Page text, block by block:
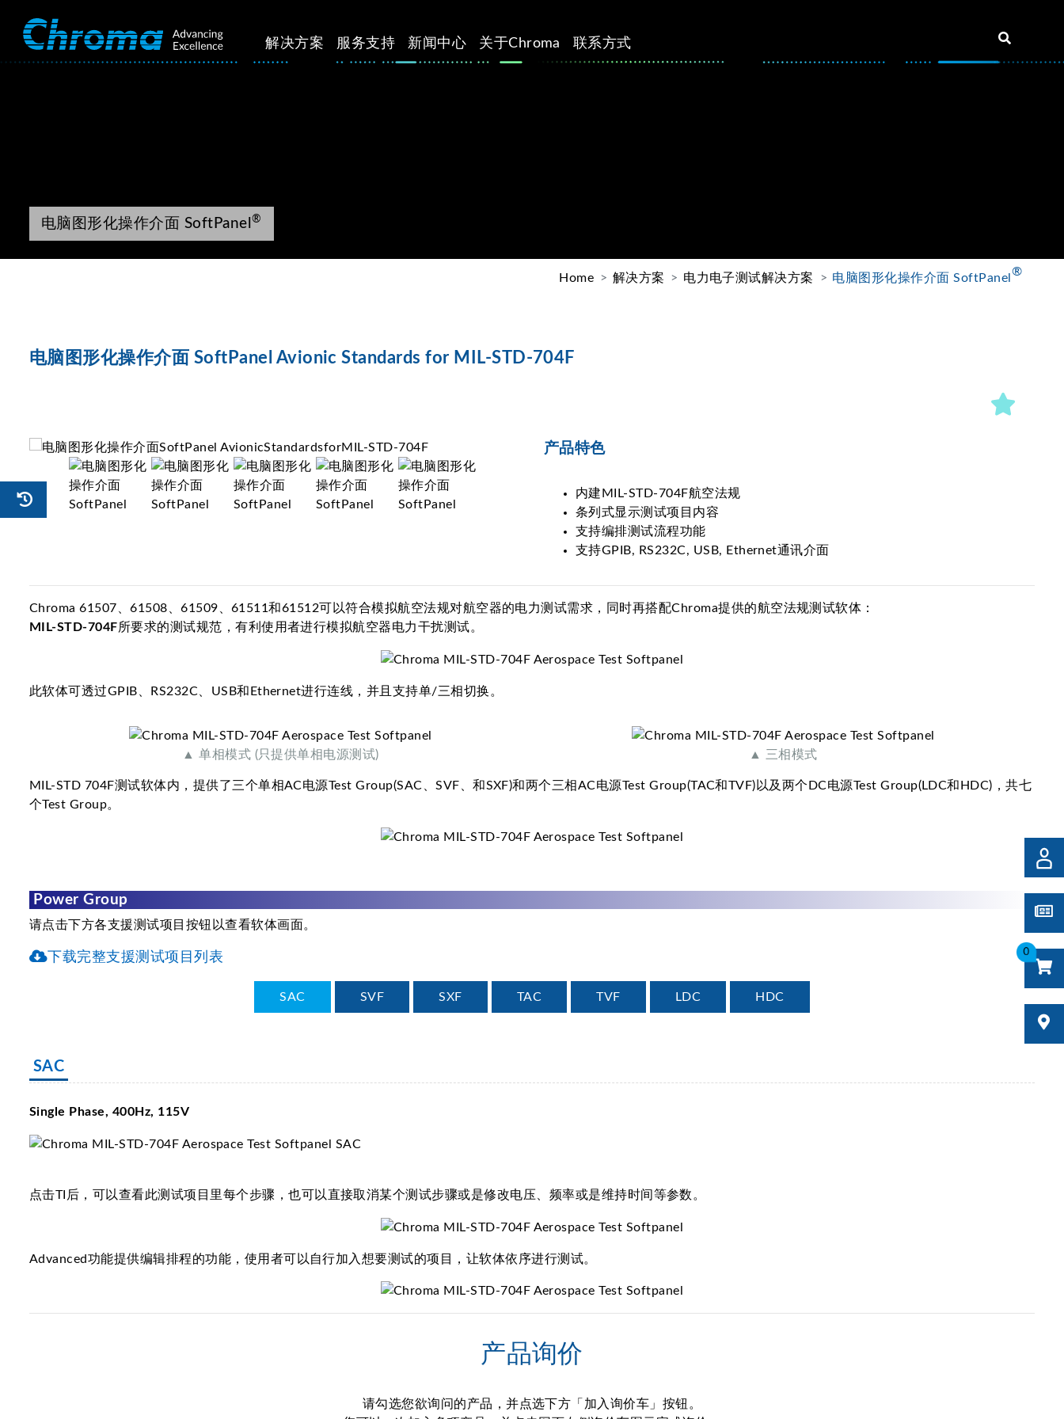
解决方案 服务支持 新闻中心 关于Chroma 联系方式
0
电脑图形化操作介面 SoftPanel®
Home 解决方案 电力电子测试解决方案 电脑图形化操作介面 SoftPanel ®
电脑图形化操作介面 SoftPanel Avionic Standards for MIL-STD-704F
产品特色
内建MIL-STD-704F航空法规
条列式显示测试项目内容
支持编排测试流程功能
支持GPIB, RS232C, USB, Ethernet通讯介面
Chroma 61507、61508、61509、61511和61512可以符合模拟航空法规对航空器的电力测试需求，同时再搭配Chroma提供的航空法规测试软体：
MIL-STD-704F所要求的测试规范，有利使用者进行模拟航空器电力干扰测试。
此软体可透过GPIB、RS232C、USB和Ethernet进行连线，并且支持单/三相切换。
▲ 单相模式 (只提供单相电源测试) ▲ 三相模式
MIL-STD 704F测试软体内，提供了三个单相AC电源Test Group(SAC、SVF、和SXF)和两个三相AC电源Test Group(TAC和TVF)以及两个DC电源Test Group(LDC和HDC)，共七
个Test Group。
Power Group
请点击下方各支援测试项目按钮以查看软体画面。
下载完整支援测试项目列表
SAC SVF SXF TAC TVF LDC HDC
SAC
Single Phase, 400Hz, 115V
点击TI后，可以查看此测试项目里每个步骤，也可以直接取消某个测试步骤或是修改电压、频率或是维持时间等参数。
Advanced功能提供编辑排程的功能，使用者可以自行加入想要测试的项目，让软体依序进行测试。
产品询价
请勾选您欲询问的产品，并点选下方「加入询价车」按钮。